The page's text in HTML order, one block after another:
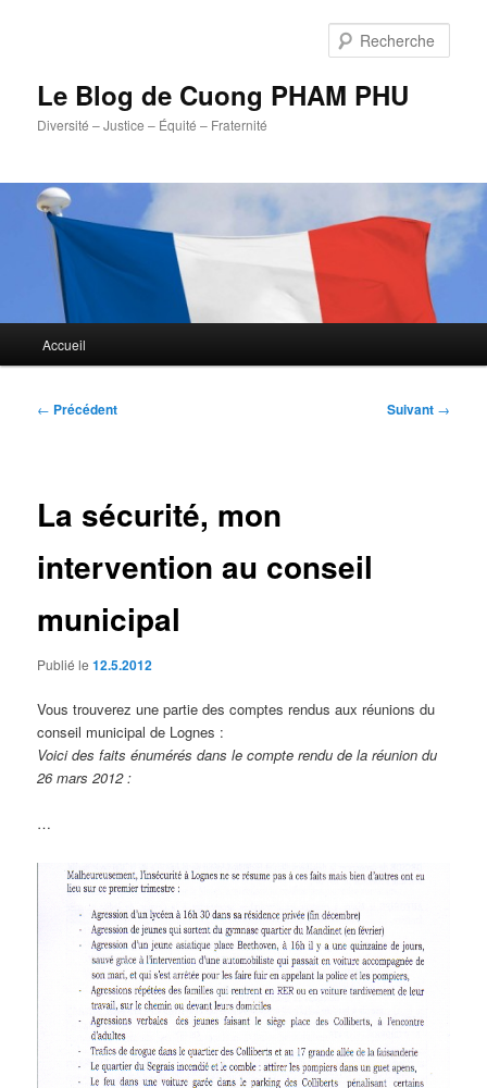
Le Blog de Cuong PHAM PHU
Diversité – Justice – Équité – Fraternité
principal
Accueil
Navigation
← Précédent Suivant →
La sécurité, mon
intervention au conseil
municipal
Publié le12.5.2012
Vous trouverez une partie des comptes rendus aux réunions du
conseil municipal de Lognes :
Voici des faits énumérés dans le compte rendu de la réunion du
26 mars 2012 :
…